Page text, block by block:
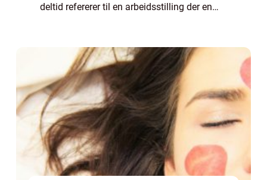
deltid refererer til en arbeidsstilling der en